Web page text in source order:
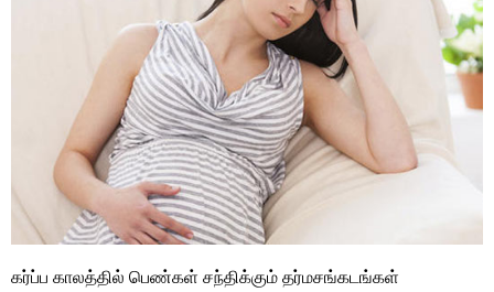
கர்ப்ப காலத்தில் பெண்கள் சந்திக்கும் தர்மசங்கடங்கள்